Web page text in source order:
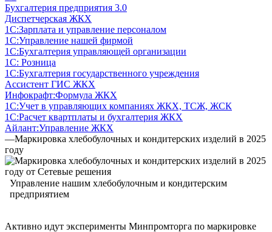
Бухгалтерия предприятия 3.0
Диспетчерская ЖКХ
1С:Зарплата и управление персоналом
1С:Управление нашей фирмой
1С:Бухгалтерия управляющей организации
1С: Розница
1С:Бухгалтерия государственного учреждения
Ассистент ГИС ЖКХ
Инфокрафт:Формула ЖКХ
1С:Учет в управляющих компаниях ЖКХ, ТСЖ, ЖСК
1С:Расчет квартплаты и бухгалтерия ЖКХ
Айлант:Управление ЖКХ
—Маркировка хлебобулочных и кондитерских изделий в 2025
году
Управление нашим хлебобулочным и кондитерским
предприятием
Активно идут эксперименты Минпромторга по маркировке